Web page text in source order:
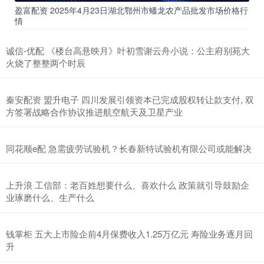
盈富配资 2025年4月23日湖北鄂州市蟠龙农产品批发市场价格行
情
诚信-优配 《楼台高悬映月》叶初雪谢云舟小说：公主府别苑大
火烧了整整两个时辰
秦安配资 盟升电子 四川发展引领资本已完成股权转让款支付, 双
方签署战略合作协议推进航空航天及卫星产业
同花顺e配 急需疲劳试验机？长春新特试验机有限公司或能解决
上升浪 工信部：老百姓想要什么、喜欢什么 政策就引导鼓励企
业琢磨什么、生产什么
钱掌柜 五大上市险企前4月保费收入1.25万亿元 寿险业务逐月回
升